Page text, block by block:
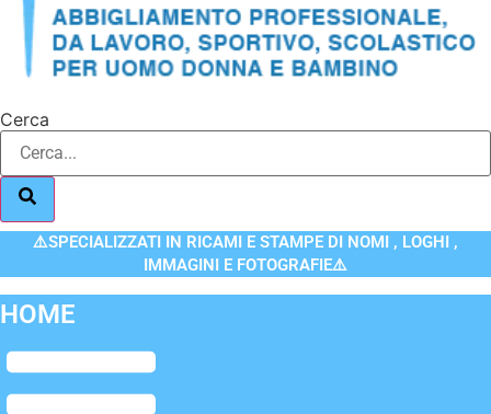
Cerca
⚠️SPECIALIZZATI IN RICAMI E STAMPE DI NOMI , LOGHI ,
IMMAGINI E FOTOGRAFIE⚠️
HOME
Flyout
Menu